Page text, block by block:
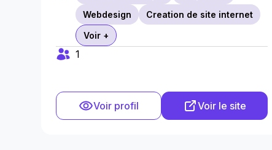
Webdesign
Creation de site internet
Voir +
1
Voir profil Voir le site